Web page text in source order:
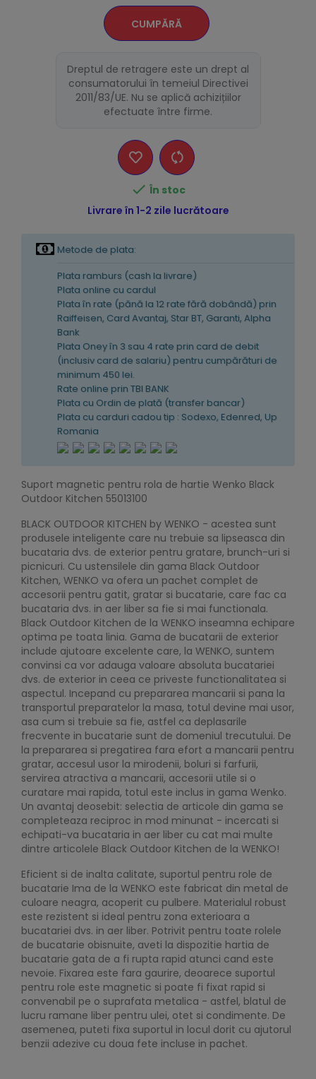
CUMPĂRĂ
Dreptul de retragere este un drept al
consumatorului în temeiul Directivei
2011/83/UE. Nu se aplică achizițiilor
efectuate între firme.
 În stoc
Livrare în 1-2 zile lucrătoare
Metode de plata:
Plata ramburs (cash la livrare)
Plata online cu cardul
Plata în rate (pănă la 12 rate fără dobândă) prin
Raiffeisen, Card Avantaj, Star BT, Garanti, Alpha
Bank
Plata Oney în 3 sau 4 rate prin card de debit
(inclusiv card de salariu) pentru cumpărături de
minimum 450 lei.
Rate online prin TBI BANK
Plata cu Ordin de plată (transfer bancar)
Plata cu carduri cadou tip : Sodexo, Edenred, Up
Romania
Suport magnetic pentru rola de hartie Wenko Black
Outdoor Kitchen 55013100
BLACK OUTDOOR KITCHEN by WENKO - acestea sunt
produsele inteligente care nu trebuie sa lipseasca din
bucataria dvs. de exterior pentru gratare, brunch-uri si
picnicuri. Cu ustensilele din gama Black Outdoor
Kitchen, WENKO va ofera un pachet complet de
accesorii pentru gatit, gratar si bucatarie, care fac ca
bucataria dvs. in aer liber sa fie si mai functionala.
Black Outdoor Kitchen de la WENKO inseamna echipare
optima pe toata linia. Gama de bucatarii de exterior
include ajutoare excelente care, la WENKO, suntem
convinsi ca vor adauga valoare absoluta bucatariei
dvs. de exterior in ceea ce priveste functionalitatea si
aspectul. Incepand cu prepararea mancarii si pana la
transportul preparatelor la masa, totul devine mai usor,
asa cum si trebuie sa fie, astfel ca deplasarile
frecvente in bucatarie sunt de domeniul trecutului. De
la prepararea si pregatirea fara efort a mancarii pentru
gratar, accesul usor la mirodenii, boluri si farfurii,
servirea atractiva a mancarii, accesorii utile si o
curatare mai rapida, totul este inclus in gama Wenko.
Un avantaj deosebit: selectia de articole din gama se
completeaza reciproc in mod minunat - incercati si
echipati-va bucataria in aer liber cu cat mai multe
dintre articolele Black Outdoor Kitchen de la WENKO!
Eficient si de inalta calitate, suportul pentru role de
bucatarie Ima de la WENKO este fabricat din metal de
culoare neagra, acoperit cu pulbere. Materialul robust
este rezistent si ideal pentru zona exterioara a
bucatariei dvs. in aer liber. Potrivit pentru toate rolele
de bucatarie obisnuite, aveti la dispozitie hartia de
bucatarie gata de a fi rupta rapid atunci cand este
nevoie. Fixarea este fara gaurire, deoarece suportul
pentru role este magnetic si poate fi fixat rapid si
convenabil pe o suprafata metalica - astfel, blatul de
lucru ramane liber pentru ulei, otet si condimente. De
asemenea, puteti fixa suportul in locul dorit cu ajutorul
benzii adezive cu doua fete incluse in pachet.